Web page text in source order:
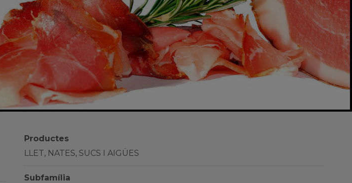
Productes
LLET, NATES, SUCS I AIGÜES
Subfamília